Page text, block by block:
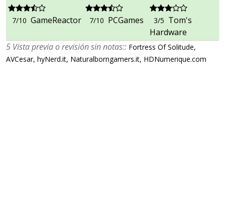
7/10 GameReactor 7/10 PCGames 3/5 Tom's
Hardware
5 Vista previa o revisión sin notas:: Fortress Of Solitude,
AVCesar, hyNerd.it, Naturalborngamers.it, HDNumerique.com